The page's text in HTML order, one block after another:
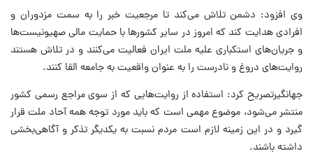
وی افزود: دشمن تلاش می‌کند تا مرجعیت خبر را به سمت مزدوران و
افرادی هدایت کند که امروز در سایر کشورها با حمایت مالی صهیونیست‌ها
و جریان‌های استکباری علیه ملت ایران فعالیت می‌کنند و در تلاش هستند
روایت‌های دروغ و نادرست را به عنوان واقعیت به جامعه القا کنند.
جهانگیرتصریح کرد: استفاده از روایت‌هایی که از سوی مراجع رسمی کشور
منتشر می‌شود، موضوع مهمی است که باید مورد توجه همه آحاد ملت قرار
گیرد و در این زمینه لازم است مردم نسبت به یکدیگر تذکر و آگاهی‌بخشی
داشته باشند.